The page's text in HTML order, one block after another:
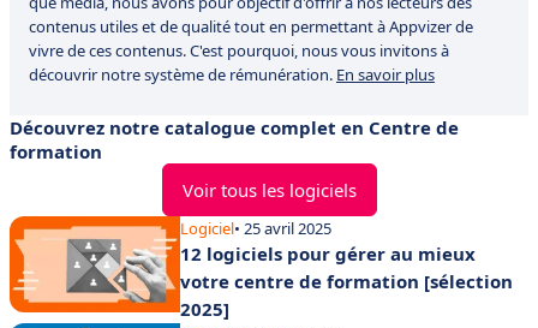
contenus utiles et de qualité tout en permettant à Appvizer de
vivre de ces contenus. C'est pourquoi, nous vous invitons à
découvrir notre système de rémunération. En savoir plus
Découvrez notre catalogue complet en Centre de
formation
Voir tous les logiciels
Logiciel• 25 avril 2025
12 logiciels pour gérer au mieux
votre centre de formation [sélection
2025]